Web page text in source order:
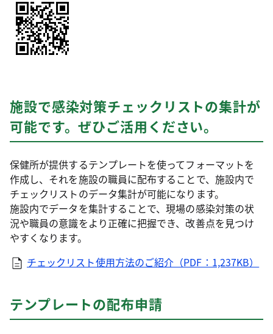
施設で感染対策チェックリストの集計が
可能です。ぜひご活用ください。
保健所が提供するテンプレートを使ってフォーマットを
作成し、それを施設の職員に配布することで、施設内で
チェックリストのデータ集計が可能になります。
施設内でデータを集計することで、現場の感染対策の状
況や職員の意識をより正確に把握でき、改善点を見つけ
やすくなります。
チェックリスト使用方法のご紹介（PDF：1,237KB）
テンプレートの配布申請